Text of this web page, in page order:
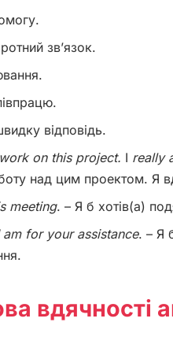
зв’язок.
відповідь.
on this project. I really
над цим проектом. Я
meeting. – Я б хотів(а)
am for your assistance. – Я
вдячності